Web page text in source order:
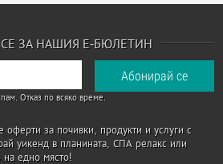
ЗА НАШИЯ Е-БЮЛЕТИН
Отказ по всяко време.
оферти за почивки, продукти и услуги с
уикенд в планината, СПА релакс или
на едно място!